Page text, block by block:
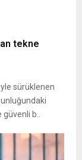
tekne
sürüklenen
güvenli b..